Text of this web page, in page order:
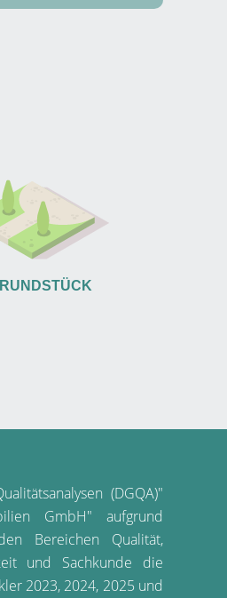
(DGQA)"
GmbH" aufgrund
Bereichen Qualität,
und Sachkunde die
2023, 2024, 2025 und